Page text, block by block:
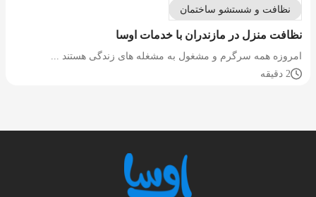
نظافت و شستشو ساختمان
نظافت منزل در مازندران با خدمات اوسا
امروزه همه سرگرم و مشغول به مشغله های زندگی هستند ...
2 دقیقه